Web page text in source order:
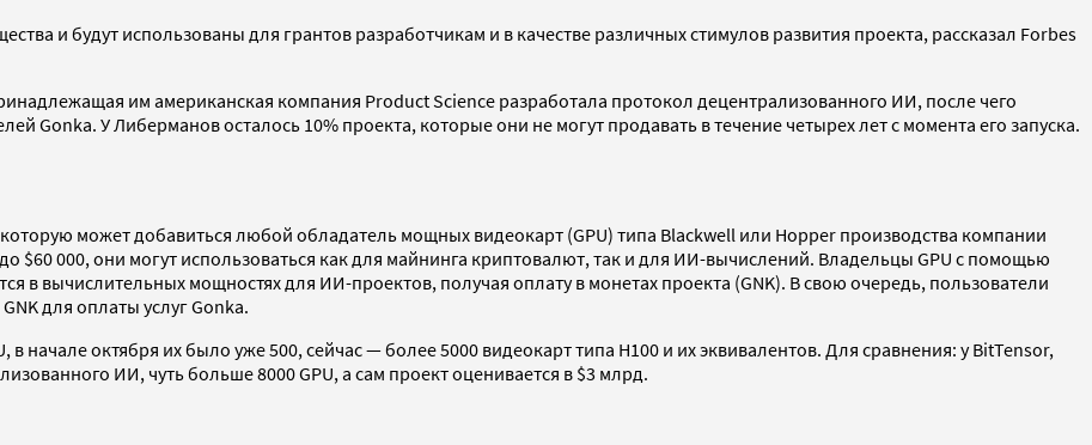
и будут использованы для грантов разработчикам и в качестве различных стимулов развития проекта, рассказал Forbes
им американская компания Product Science разработала протокол децентрализованного ИИ, после чего
Gonka. У Либерманов осталось 10% проекта, которые они не могут продавать в течение четырех лет с момента его запуска.
может добавиться любой обладатель мощных видеокарт (GPU) типа Blackwell или Hopper производства компании
$60 000, они могут использоваться как для майнинга криптовалют, так и для ИИ-вычислений. Владельцы GPU с помощью
в вычислительных мощностях для ИИ-проектов, получая оплату в монетах проекта (GNK). В свою очередь, пользователи
для оплаты услуг Gonka.
в начале октября их было уже 500, сейчас — более 5000 видеокарт типа H100 и их эквивалентов. Для сравнения: у BitTensor,
ИИ, чуть больше 8000 GPU, а сам проект оценивается в $3 млрд.